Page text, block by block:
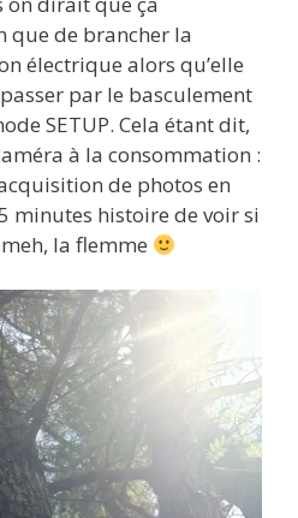
de brancher la
électrique alors qu’elle
par le basculement
SETUP. Cela étant dit,
à la consommation :
de photos en
minutes histoire de voir si
la flemme